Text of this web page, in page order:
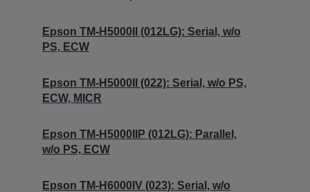
Epson TM-H5000II (012LG): Serial, w/o
PS, ECW
Epson TM-H5000II (022): Serial, w/o PS,
ECW, MICR
Epson TM-H5000IIP (012LG): Parallel,
w/o PS, ECW
Epson TM-H6000IV (023): Serial, w/o